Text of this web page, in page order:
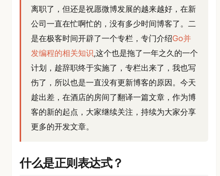
离职了，但还是祝愿微博发展的越来越好，在新
公司一直在忙啊忙的，没有多少时间博客了。二
是在极客时间开辟了一个专栏，专门介绍Go并
发编程的相关知识,这个也是拖了一年之久的一个
计划，趁辞职终于实施了，专栏出来了，我也写
伤了，所以也是一直没有更新博客的原因。今天
趁出差，在酒店的房间了翻译一篇文章，作为博
客的新的起点，大家继续关注，持续为大家分享
更多的开发文章。
什么是正则表达式？